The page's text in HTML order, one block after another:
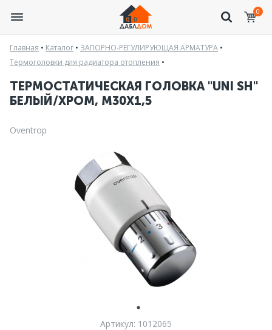
0
Главная • Каталог • ЗАПОРНО-РЕГУЛИРУЮЩАЯ АРМАТУРА •
Термоголовки для радиатора отопления •
ТЕРМОСТАТИЧЕСКАЯ ГОЛОВКА "UNI SH"
БЕЛЫЙ/ХРОМ, М30Х1,5
Oventrop
Артикул: 1012065